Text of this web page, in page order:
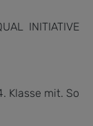
INITIATIVE
Klasse mit. So